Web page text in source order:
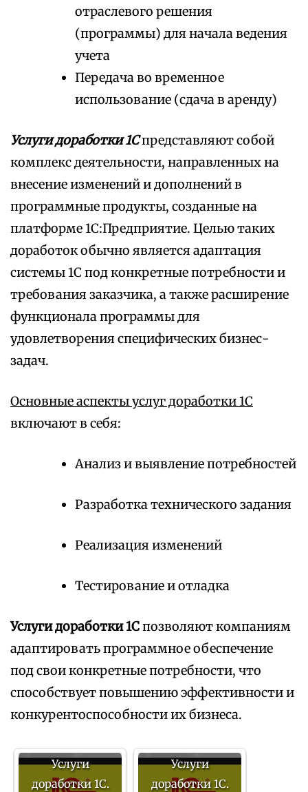
отраслевого решения
(программы) для начала ведения
учета
Передача во временное
использование (сдача в аренду)
Услуги доработки 1Спредставляют собой
комплекс деятельности, направленных на
внесение изменений и дополнений в
программные продукты, созданные на
платформе 1С:Предприятие. Целью таких
доработок обычно является адаптация
системы 1С под конкретные потребности и
требования заказчика, а также расширение
функционала программы для
удовлетворения специфических бизнес-
задач.
Основные аспекты услуг доработки 1С
включают в себя:
Анализ и выявление потребностей
Разработка технического задания
Реализация изменений
Тестирование и отладка
Услуги доработки 1Спозволяют компаниям
адаптировать программное обеспечение
под свои конкретные потребности, что
способствует повышению эффективности и
конкурентоспособности их бизнеса.
Услуги
доработки 1С.
Услуги
доработки 1С.